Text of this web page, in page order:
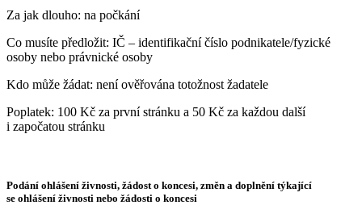
Za jak dlouho: na počkání
Co musíte předložit: IČ – identifikační číslo podnikatele/fyzické
osoby nebo právnické osoby
Kdo může žádat: není ověřována totožnost žadatele
Poplatek: 100 Kč za první stránku a 50 Kč za každou další
i započatou stránku
Podání ohlášení živnosti, žádost o koncesi, změn a doplnění týkající
se ohlášení živnosti nebo žádosti o koncesi